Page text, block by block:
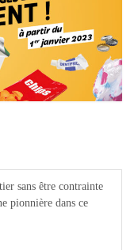
sans être contrainte
pionnière dans ce